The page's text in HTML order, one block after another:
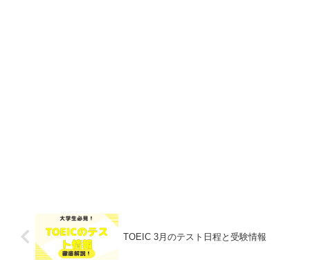
TOEIC 3月のテスト日程と受験情報